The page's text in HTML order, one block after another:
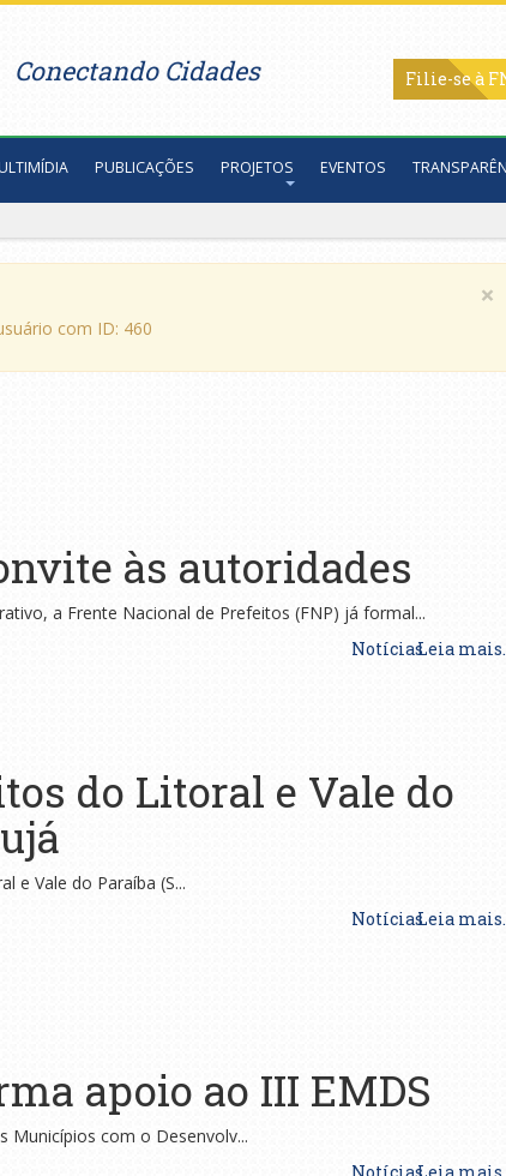
Conectando Cidades Filie-se
PUBLICAÇÕES PROJETOS EVENTOS
×
com ID: 460
às autoridades
a Frente Nacional de Prefeitos (FNP) já formal...
NotíciasLeia
do Litoral e Vale do
e Vale do Paraíba (S...
NotíciasLeia
apoio ao III EMDS
com o Desenvolv...